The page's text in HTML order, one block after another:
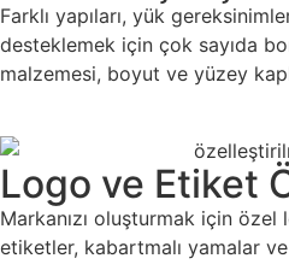
Farklı yapıları, yük
desteklemek için çok sayıda
malzemesi, boyut ve yüzey
Logo ve Etiket
Markanızı oluşturmak için
etiketler, kabartmalı yamalar ve